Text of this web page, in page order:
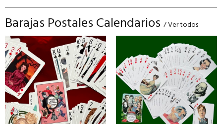
Barajas Postales Calendarios / Ver todos